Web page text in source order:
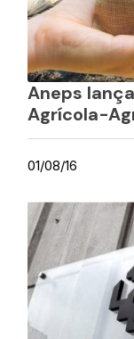
Aneps
Agrícola-
01/08/16